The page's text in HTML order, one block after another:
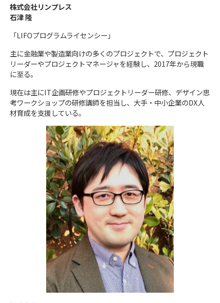
株式会社リンプレス
石津 隆
「LIFOプログラムライセンシー」
主に金融業や製造業向けの多くのプロジェクトで、プロジェクト
リーダーやプロジェクトマネージャを経験し、2017年から現職
に至る。
現在は主にIT企画研修やプロジェクトリーダー研修、デザイン思
考ワークショップの研修講師を担当し、大手・中小企業のDX人
材育成を支援している。